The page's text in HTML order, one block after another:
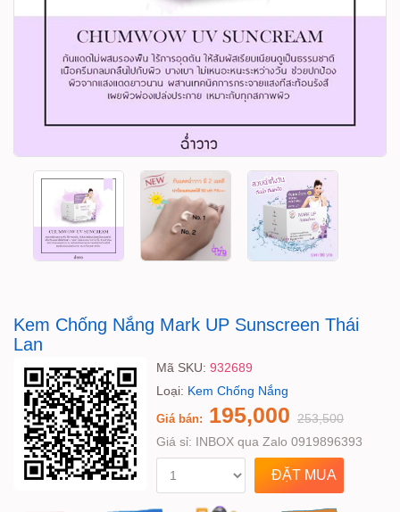
Kem Chống Nắng Mark UP Sunscreen Thái
Lan
Mã SKU: 932689
Loại: Kem Chống Nắng
Giá bán: 195,000 253,500
Giá sỉ: INBOX qua Zalo 0919896393